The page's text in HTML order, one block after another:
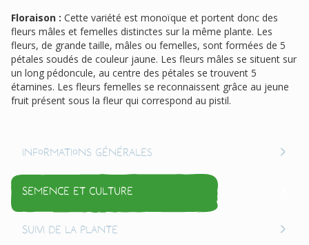
Floraison : Cette variété est monoïque et portent donc des
fleurs mâles et femelles distinctes sur la même plante. Les
fleurs, de grande taille, mâles ou femelles, sont formées de 5
pétales soudés de couleur jaune. Les fleurs mâles se situent sur
un long pédoncule, au centre des pétales se trouvent 5
étamines. Les fleurs femelles se reconnaissent grâce au jeune
fruit présent sous la fleur qui correspond au pistil.
Informations générales
Semence et culture
Suivi de la plante